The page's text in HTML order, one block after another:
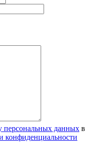
персональных данных в
конфиденциальности